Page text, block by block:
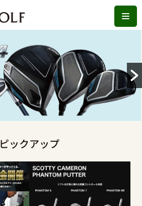
ピックアップ